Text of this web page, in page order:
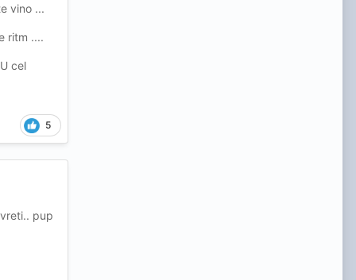
vino ...
ritm ....
cel
5
pup